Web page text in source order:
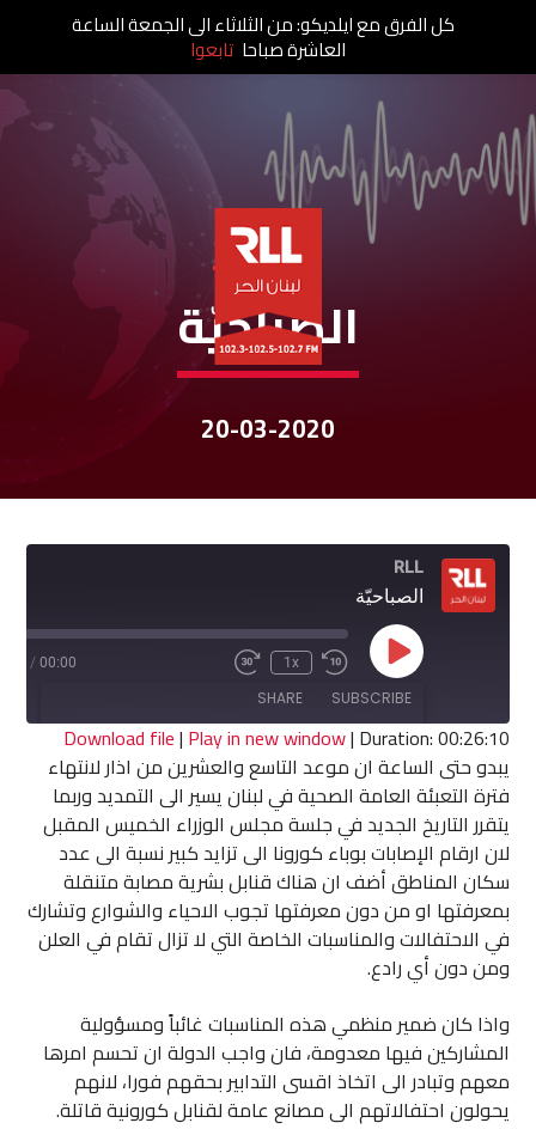
نشرات الأخبار
الصباحيّة
20-03-2020
RLL
الصباحيّة
Play
Episode
Rewind
10
Seconds
1x
Fast
seconds
00:00
/
SUBSCRIBE
SHARE
RSS FEED
SHARE
LINK
EMBED
Download file| Play in new window| Duration: 00:26:10
يبدو حتى الساعة ان موعد التاسع والعشرين من اذار لانتهاء
فترة التعبئة العامة الصحية في لبنان يسير الى التمديد وربما
يتقرر التاريخ الجديد في جلسة مجلس الوزراء الخميس المقبل
لان ارقام الإصابات بوباء كورونا الى تزايد كبير نسبة الى عدد
سكان المناطق أضف ان هناك قنابل بشرية مصابة متنقلة
بمعرفتها او من دون معرفتها تجوب الاحياء والشوارع وتشارك
في الاحتفالات والمناسبات الخاصة التي لا تزال تقام في العلن
ومن دون أي رادع.
واذا كان ضمير منظمي هذه المناسبات غائباً ومسؤولية
المشاركين فيها معدومة، فان واجب الدولة ان تحسم امرها
معهم وتبادر الى اتخاذ اقسى التدابير بحقهم فورا، لانهم
يحولون احتفالاتهم الى مصانع عامة لقنابل كورونية قاتلة.
كل الفرق مع ايلديكو: من الثلاثاء الى الجمعة الساعة
العاشرة صباحا تابعوا